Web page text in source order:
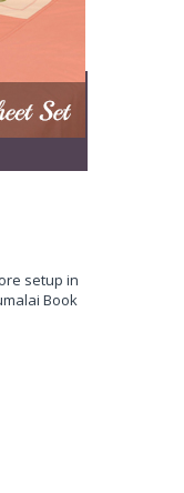
setup in
Book